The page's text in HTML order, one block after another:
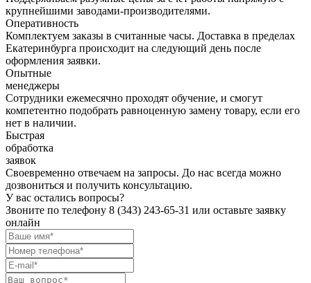
крупнейшими заводами-производителями.
Оперативность
Комплектуем заказы в считанные часы. Доставка в пределах
Екатеринбурга происходит на следующий день после
оформления заявки.
Опытные
менеджеры
Сотрудники ежемесячно проходят обучение, и смогут
компетентно подобрать равноценную замену товару, если его
нет в наличии.
Быстрая
обработка
заявок
Своевременно отвечаем на запросы. До нас всегда можно
дозвониться и получить консультацию.
У вас остались вопросы?
Звоните по телефону 8 (343) 243-65-31 или оставьте заявку
онлайн